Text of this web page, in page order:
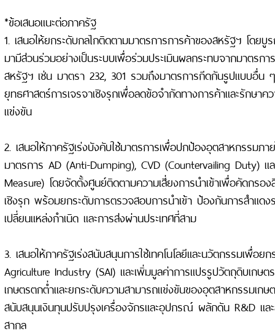
*ข้อเสนอแนะต่อภาครัฐ
1. เสนอให้ยกระดับกลไกติดตามมาตรการการค้าของสหรัฐฯ โดยบู
มามีส่วนร่วมอย่างเป็นระบบเพื่อร่วมประเมินผลกระทบจากมาตรก
สหรัฐฯ เช่น มาตรา 232, 301 รวมถึงมาตรการกีดกันรูปแบบอื่น
ยุทธศาสตร์การเจรจาเชิงรุกเพื่อลดข้อจำกัดทางการค้าและรักษาค
แข่งขัน
2. เสนอให้ภาครัฐเร่งบังคับใช้มาตรการเพื่อปกป้องอุตสาหกรรมภา
มาตรการ AD (Anti-Dumping), CVD (Countervailing Duty) แ
Measure) โดยจัดตั้งศูนย์ติดตามความเสี่ยงการนำเข้าเพื่อคัดกรอง
เชิงรุก พร้อมยกระดับการตรวจสอบการนำเข้า ป้องกันการสำแด
เปลี่ยนแหล่งกำเนิด และการส่งผ่านประเทศที่สาม
3. เสนอให้ภาครัฐเร่งสนับสนุนการใช้เทคโนโลยีและนวัตกรรมเพื่อย
Agriculture Industry (SAI) และเพิ่มมูลค่าการแปรรูปวัตถุดิบเกษ
เกษตรตกต่ำและยกระดับความสามารถแข่งขันของอุตสาหกรรมเก
สนับสนุนเงินทุนปรับปรุงเครื่องจักรและอุปกรณ์ ผลักดัน R&D แล
สากล